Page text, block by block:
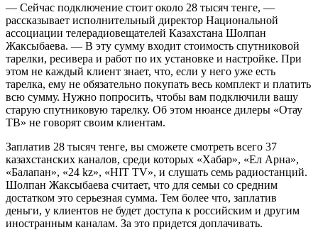
— Сейчас подключение стоит около 28 тысяч тенге, —
рассказывает исполнительный директор Национальной
ассоциации телерадиовещателей Казахстана Шолпан
Жаксыбаева. — В эту сумму входит стоимость спутниковой
тарелки, ресивера и работ по их установке и настройке. При
этом не каждый клиент знает, что, если у него уже есть
тарелка, ему не обязательно покупать весь комплект и платить
всю сумму. Нужно попросить, чтобы вам подключили вашу
старую спутниковую тарелку. Об этом нюансе дилеры «Отау
ТВ» не говорят своим клиентам.
Заплатив 28 тысяч тенге, вы сможете смотреть всего 37
казахстанских каналов, среди которых «Хабар», «Ел Арна»,
«Балапан», «24 kz», «HIT TV», и слушать семь радиостанций.
Шолпан Жаксыбаева считает, что для семьи со средним
достатком это серьезная сумма. Тем более что, заплатив
деньги, у клиентов не будет доступа к российским и другим
иностранным каналам. За это придется доплачивать.